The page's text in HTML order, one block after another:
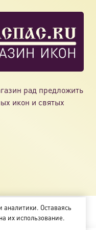
можно
рад предложить
икон и святых
аналитики. Оставаясь
их использование.